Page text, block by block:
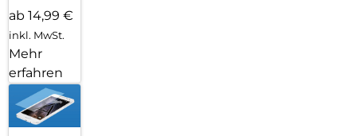
ab 14,99 €
inkl. MwSt.
Mehr
erfahren